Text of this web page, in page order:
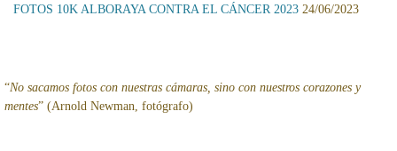
FOTOS 10K ALBORAYA CONTRA EL CÁNCER 2023 24/06/2023
“No sacamos fotos con nuestras cámaras, sino con nuestros corazones y
mentes” (Arnold Newman, fotógrafo)